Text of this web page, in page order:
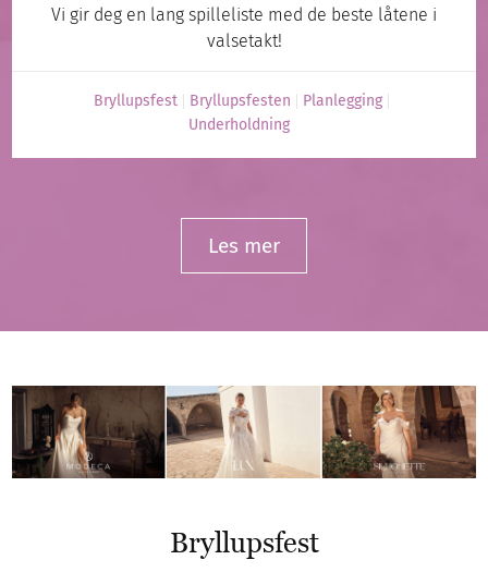
Vi gir deg en lang spilleliste med de beste låtene i
valsetakt!
Bryllupsfest Bryllupsfesten
Planlegging
Underholdning
Les mer
Bryllupsfest